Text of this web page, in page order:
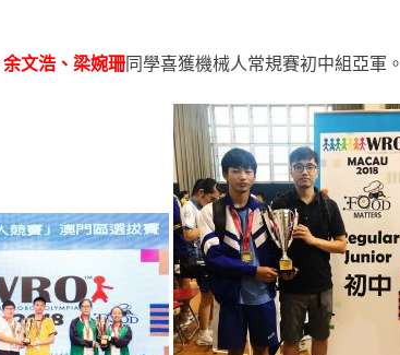
余文浩、梁婉珊同學喜獲機械人常規賽初中組亞軍。